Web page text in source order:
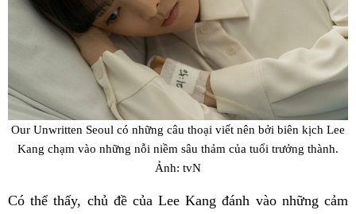
Our Unwritten Seoul có những câu thoại viết nên bởi biên kịch Lee
Kang chạm vào những nỗi niềm sâu thảm của tuổi trưởng thành.
Ảnh: tvN
Có thể thấy, chủ đề của Lee Kang đánh vào những cảm